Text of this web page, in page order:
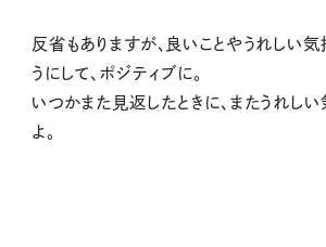
反省もありますが、良いことやうれしい
うにして、ポジティブに。
いつかまた見返したときに、またうれし
よ。